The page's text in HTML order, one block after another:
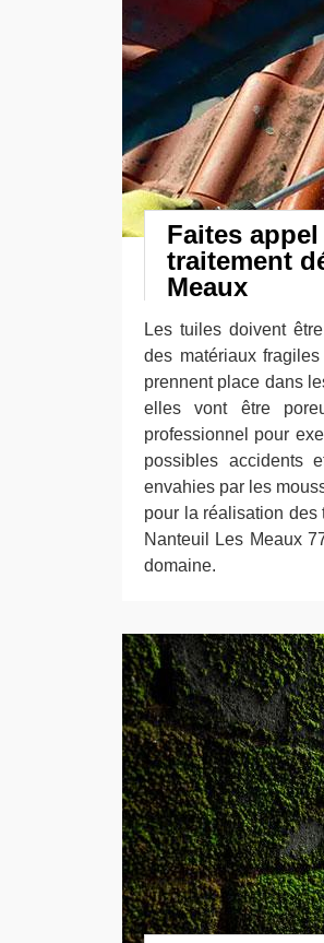
Faites
traitement
Meaux
Les tuiles doivent
des matériaux
prennent place dans
elles vont être
professionnel pour
possibles accidents
envahies par les
pour la réalisation des
Nanteuil Les Meaux
domaine.